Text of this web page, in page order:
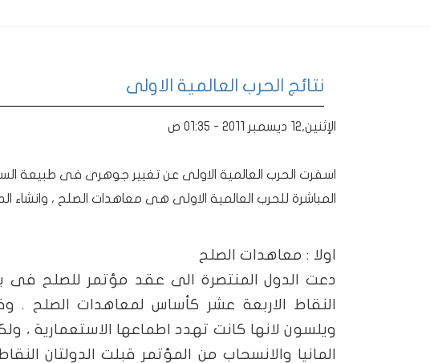
نتائج الحرب العالمية الاولى
الإثنين,12 ديسمبر 2011 - 01:35 ص
اسفرت الحرب العالمية الاولى عن تغيير جوهرى فى طبيعة
المباشرة للحرب العالمية الاولى هى معاهدات الصلح ، وانشاء
اولا : معاهدات الصلح
دعت الدول المنتصرة الى عقد مؤتمر للصلح فى
النقاط الاربعة عشر كأساس لمعاهدات الصلح .
ويلسون لانها كانت تهدد اطماعها الاستعمارية
المانيا والانسحاب من المؤتمر قبلت الدولتان